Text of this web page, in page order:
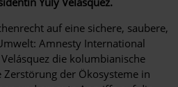
auf eine sichere, saubere,
Amnesty International
die kolumbianische
der Ökosysteme in